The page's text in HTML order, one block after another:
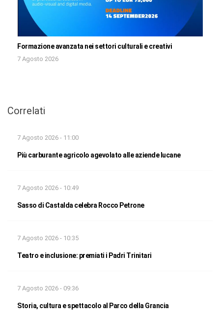
Formazione avanzata nei settori culturali e creativi
7 Agosto 2026
Correlati
7 Agosto 2026 - 11:00
Più carburante agricolo agevolato alle aziende lucane
7 Agosto 2026 - 10:49
Sasso di Castalda celebra Rocco Petrone
7 Agosto 2026 - 10:35
Teatro e inclusione: premiati i Padri Trinitari
7 Agosto 2026 - 09:36
Storia, cultura e spettacolo al Parco della Grancia